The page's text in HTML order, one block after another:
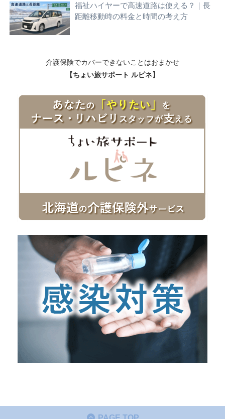
福祉ハイヤーで高速道路は使える？｜長
距離移動時の料金と時間の考え方
介護保険でカバーできないことはおまかせ
【ちょい旅サポート ルピネ】